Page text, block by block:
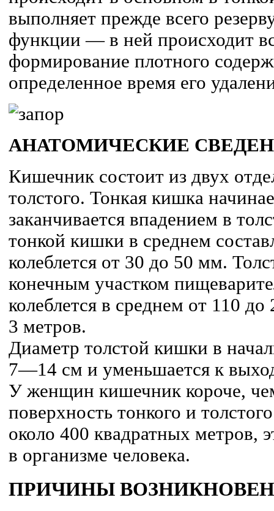
выполняет прежде всего
функции — в ней происходит
формирование плотного
определенное время его
АНАТОМИЧЕСКИЕ
Кишечник состоит из двух
толстого. Тонкая кишка
заканчивается впадением в
тонкой кишки в среднем
колеблется от 30 до 50 мм.
конечным участком
колеблется в среднем от 110
3 метров.
Диаметр толстой кишки в
7—14 см и уменьшается к
У женщин кишечник короче,
поверхность тонкого и
около 400 квадратных метров,
в организме человека.
ПРИЧИНЫ